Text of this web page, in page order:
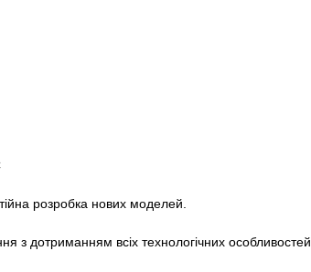
розробка нових моделей.
з дотриманням всіх технологічних особливостей.